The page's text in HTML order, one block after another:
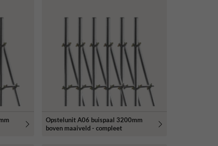
Opstelunit A06 buispaal 3200mm
boven maaiveld - compleet